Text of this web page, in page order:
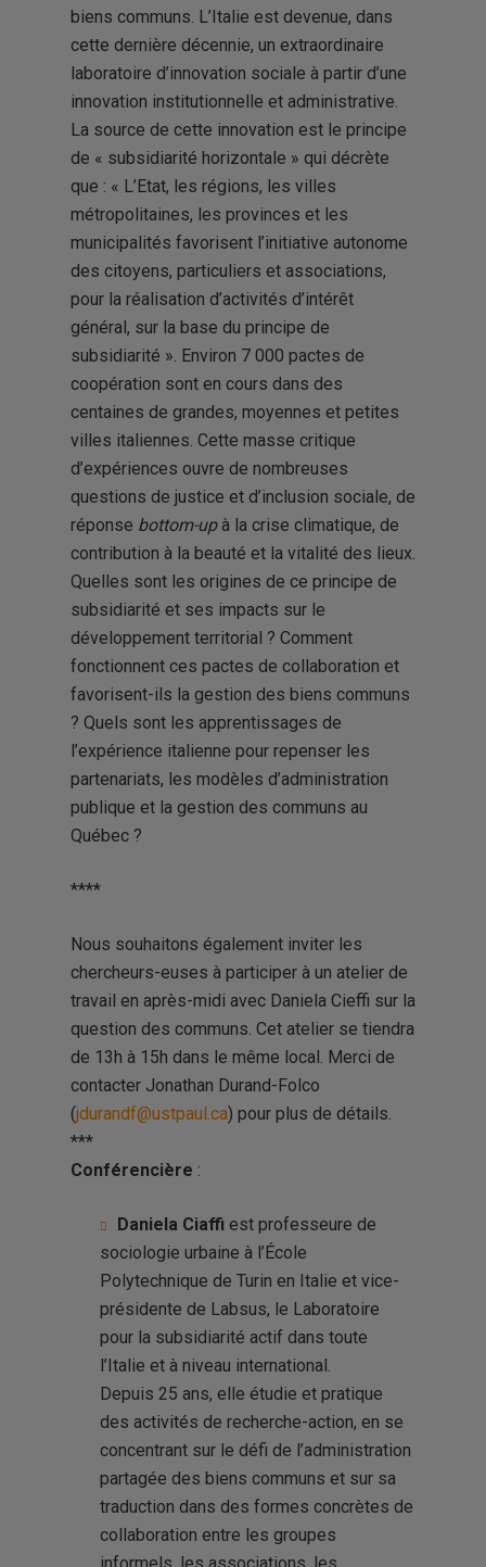
biens communs. L’Italie est devenue, dans
cette dernière décennie, un extraordinaire
laboratoire d’innovation sociale à partir d’une
innovation institutionnelle et administrative.
La source de cette innovation est le principe
de « subsidiarité horizontale » qui décrète
que : « L’Etat, les régions, les villes
métropolitaines, les provinces et les
municipalités favorisent l’initiative autonome
des citoyens, particuliers et associations,
pour la réalisation d’activités d’intérêt
général, sur la base du principe de
subsidiarité ». Environ 7 000 pactes de
coopération sont en cours dans des
centaines de grandes, moyennes et petites
villes italiennes. Cette masse critique
d’expériences ouvre de nombreuses
questions de justice et d’inclusion sociale, de
réponse bottom-upà la crise climatique, de
contribution à la beauté et la vitalité des lieux.
Quelles sont les origines de ce principe de
subsidiarité et ses impacts sur le
développement territorial ? Comment
fonctionnent ces pactes de collaboration et
favorisent-ils la gestion des biens communs
? Quels sont les apprentissages de
l’expérience italienne pour repenser les
partenariats, les modèles d’administration
publique et la gestion des communs au
Québec ?
****
Nous souhaitons également inviter les
chercheurs-euses à participer à un atelier de
travail en après-midi avec Daniela Cieffi sur la
question des communs. Cet atelier se tiendra
de 13h à 15h dans le même local. Merci de
contacter Jonathan Durand-Folco
(jdurandf@ustpaul.ca) pour plus de détails.
***
Conférencière :
Daniela Ciaffi est professeure de
sociologie urbaine à l’École
Polytechnique de Turin en Italie et vice-
présidente de Labsus, le Laboratoire
pour la subsidiarité actif dans toute
l’Italie et à niveau international.
Depuis 25 ans, elle étudie et pratique
des activités de recherche-action, en se
concentrant sur le défi de l’administration
partagée des biens communs et sur sa
traduction dans des formes concrètes de
collaboration entre les groupes